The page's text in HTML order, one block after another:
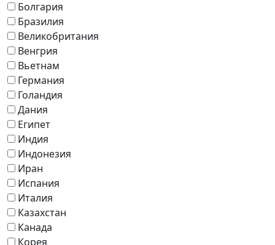
Болгария
Бразилия
Великобритания
Венгрия
Вьетнам
Германия
Голандия
Дания
Египет
Индия
Индонезия
Иран
Испания
Италия
Казахстан
Канада
Корея